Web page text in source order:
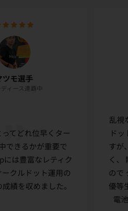
ツモ選手
ディース連覇中
てどれ位早くター
できるかが重要で
には豊富なレティク
クルドット運用の
績を収めました。
乱視
ド
すが
く、
ので
優等
電